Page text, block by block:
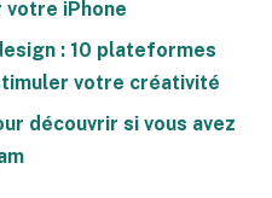
votre iPhone
: 10 plateformes
votre créativité
découvrir si vous avez